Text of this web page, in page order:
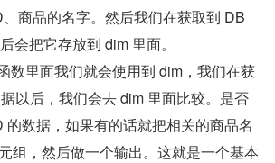
商品的名字。然后我们在获取到 DB
会把它存放到 dim 里面。
数里面我们就会使用到 dim，我们在获
以后，我们会去 dim 里面比较。是否
的数据，如果有的话就把相关的商品名
组，然后做一个输出。这就是一个基本